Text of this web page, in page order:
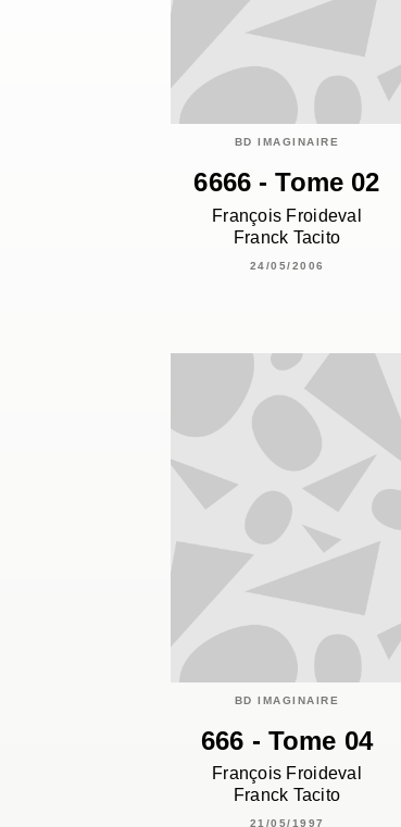
BD IMAGINAIRE
6666 - Tome 02
François Froideval
Franck Tacito
24/05/2006
BD IMAGINAIRE
666 - Tome 04
François Froideval
Franck Tacito
21/05/1997